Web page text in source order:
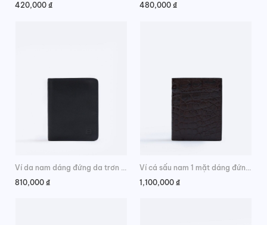
420,000 ₫
480,000 ₫
810,000 ₫
1,100,000 ₫